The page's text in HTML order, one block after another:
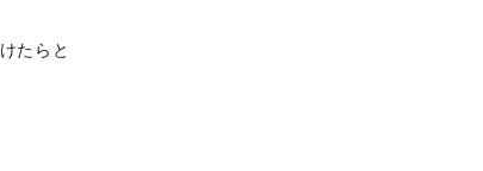
たらと